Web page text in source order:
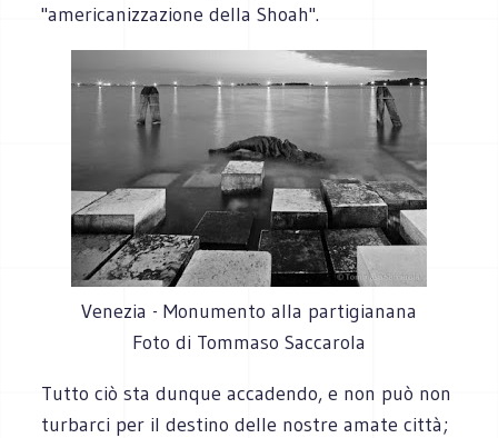
"americanizzazione della Shoah".
Venezia - Monumento alla partigianana
Foto di Tommaso Saccarola
Tutto ciò sta dunque accadendo, e non può non
turbarci per il destino delle nostre amate città;